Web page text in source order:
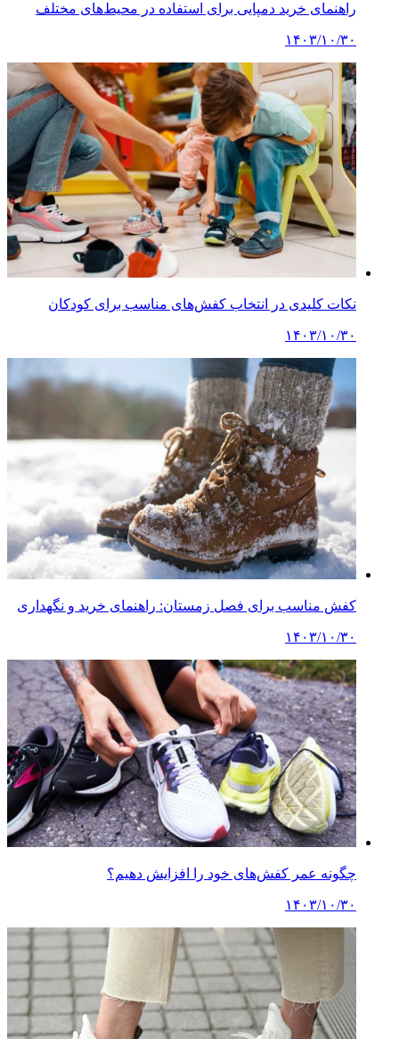
راهنمای خرید دمپایی برای استفاده در محیط‌های مختلف
۱۴۰۳/۱۰/۳۰
نکات کلیدی در انتخاب کفش‌های مناسب برای کودکان
۱۴۰۳/۱۰/۳۰
کفش مناسب برای فصل زمستان: راهنمای خرید و نگهداری
۱۴۰۳/۱۰/۳۰
چگونه عمر کفش‌های خود را افزایش دهیم؟
۱۴۰۳/۱۰/۳۰